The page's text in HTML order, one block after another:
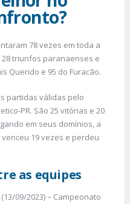
78 vezes em toda a
28 triunfos paranaenses e
Querido e 95 do Furacão.
partidas válidas pelo
PR. São 25 vitórias e 20
em seus domínios, a
19 vezes e perdeu
as equipes
09/2023) – Campeonato